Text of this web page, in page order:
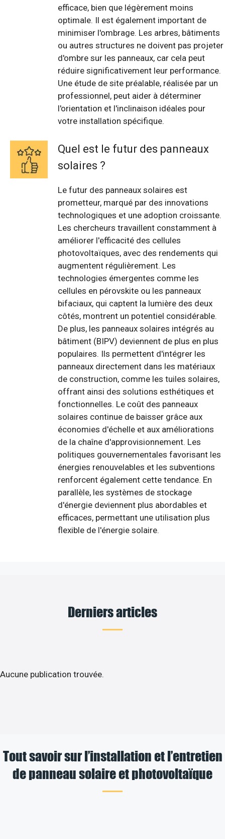
efficace, bien que légèrement moins
optimale. Il est également important de
minimiser l'ombrage. Les arbres, bâtiments
ou autres structures ne doivent pas projeter
d'ombre sur les panneaux, car cela peut
réduire significativement leur performance.
Une étude de site préalable, réalisée par un
professionnel, peut aider à déterminer
l'orientation et l'inclinaison idéales pour
votre installation spécifique.
Quel est le futur des panneaux
solaires ?
Le futur des panneaux solaires est
prometteur, marqué par des innovations
technologiques et une adoption croissante.
Les chercheurs travaillent constamment à
améliorer l'efficacité des cellules
photovoltaïques, avec des rendements qui
augmentent régulièrement. Les
technologies émergentes comme les
cellules en pérovskite ou les panneaux
bifaciaux, qui captent la lumière des deux
côtés, montrent un potentiel considérable.
De plus, les panneaux solaires intégrés au
bâtiment (BIPV) deviennent de plus en plus
populaires. Ils permettent d'intégrer les
panneaux directement dans les matériaux
de construction, comme les tuiles solaires,
offrant ainsi des solutions esthétiques et
fonctionnelles. Le coût des panneaux
solaires continue de baisser grâce aux
économies d'échelle et aux améliorations
de la chaîne d'approvisionnement. Les
politiques gouvernementales favorisant les
énergies renouvelables et les subventions
renforcent également cette tendance. En
parallèle, les systèmes de stockage
d'énergie deviennent plus abordables et
efficaces, permettant une utilisation plus
flexible de l'énergie solaire.
Derniers articles
Aucune publication trouvée.
Tout savoir sur l’installation et l’entretien
de panneau solaire et photovoltaïque